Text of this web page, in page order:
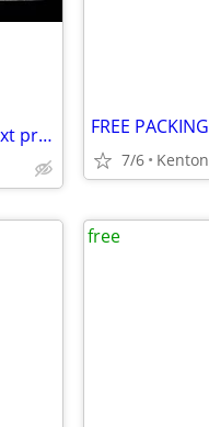
Looking for somebody to tackle your next project? FREE
7/6
free